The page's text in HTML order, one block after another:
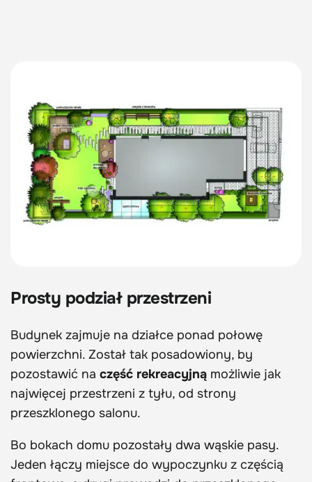
Prosty podział przestrzeni
Budynek zajmuje na działce ponad połowę
powierzchni. Został tak posadowiony, by
pozostawić na część rekreacyjną możliwie jak
najwięcej przestrzeni z tyłu, od strony
przeszklonego salonu.
Bo bokach domu pozostały dwa wąskie pasy.
Jeden łączy miejsce do wypoczynku z częścią